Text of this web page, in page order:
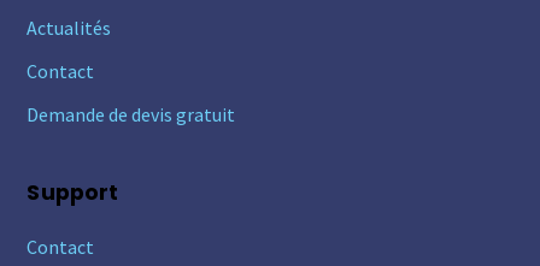
Actualités
Contact
Demande de devis gratuit
Support
Contact